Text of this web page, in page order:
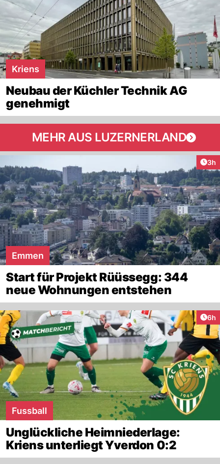
Kriens
Neubau der Küchler Technik AG
genehmigt
MEHR AUS LUZERNERLAND
3h
Emmen
Start für Projekt Rüüssegg: 344
neue Wohnungen entstehen
6h
Fussball
Unglückliche Heimniederlage:
Kriens unterliegt Yverdon 0:2